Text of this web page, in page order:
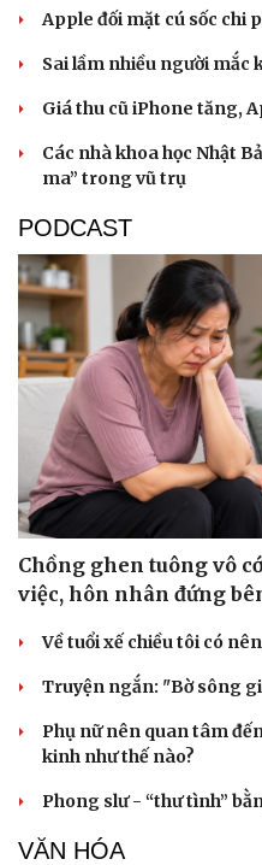
Sức khỏe
Dinh dưỡng - món ngon
Cây thuốc
Sản phụ khoa
Nhi khoa
Nam khoa
Làm đẹp - giảm cân
Phòng mạch online
Ăn sạch sống khỏe
Apple đối mặt cú sốc chi
Sai lầm nhiều người mắc
Giá thu cũ iPhone tăng,
Các nhà khoa học Nhật
ma” trong vũ trụ
PODCAST
Chồng ghen tuông vô
việc, hôn nhân đứng
Về tuổi xế chiều tôi có
Truyện ngắn: "Bờ sông
Phụ nữ nên quan tâm
kinh như thế nào?
Phong slư - “thư tình”
VĂN HÓA